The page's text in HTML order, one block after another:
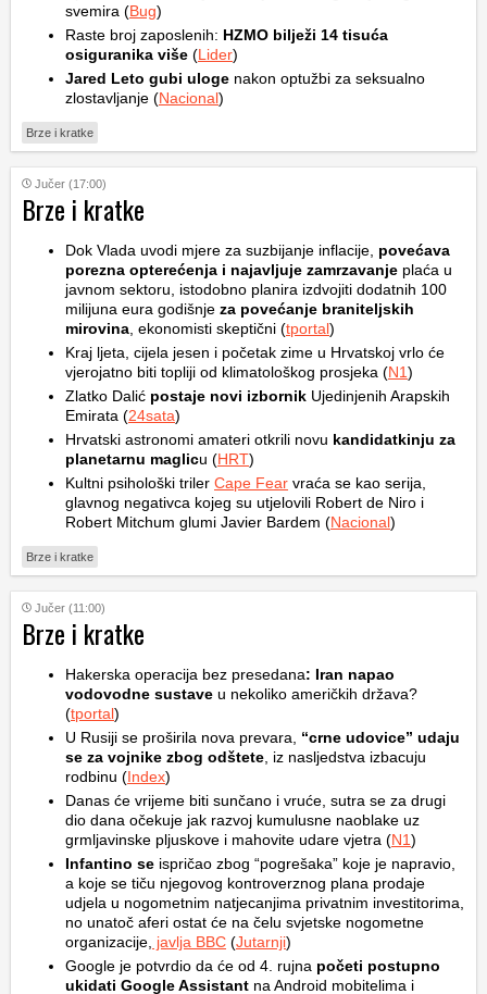
svemira (Bug)
Raste broj zaposlenih: HZMO bilježi 14 tisuća
osiguranika više (Lider)
Jared Leto gubi uloge nakon optužbi za seksualno
zlostavljanje (Nacional)
Brze i kratke
Jučer (17:00)
Brze i kratke
Dok Vlada uvodi mjere za suzbijanje inflacije, povećava
porezna opterećenja i najavljuje zamrzavanje plaća u
javnom sektoru, istodobno planira izdvojiti dodatnih 100
milijuna eura godišnje za povećanje braniteljskih
mirovina , ekonomisti skeptični (tportal)
Kraj ljeta, cijela jesen i početak zime u Hrvatskoj vrlo će
vjerojatno biti topliji od klimatološkog prosjeka (N1)
Zlatko Dalić postaje novi izbornik Ujedinjenih Arapskih
Emirata (24sata)
Hrvatski astronomi amateri otkrili novu kandidatkinju za
planetarnu maglicu (HRT)
Kultni psihološki triler Cape Fear vraća se kao serija,
glavnog negativca kojeg su utjelovili Robert de Niro i
Robert Mitchum glumi Javier Bardem (Nacional)
Brze i kratke
Jučer (11:00)
Brze i kratke
Hakerska operacija bez presedana: Iran napao
vodovodne sustave u nekoliko američkih država?
(tportal)
U Rusiji se proširila nova prevara, “crne udovice” udaju
se za vojnike zbog odštete , iz nasljedstva izbacuju
rodbinu (Index)
Danas će vrijeme biti sunčano i vruće, sutra se za drugi
dio dana očekuje jak razvoj kumulusne naoblake uz
grmljavinske pljuskove i mahovite udare vjetra (N1)
Infantino se ispričao zbog “pogrešaka” koje je napravio,
a koje se tiču njegovog kontroverznog plana prodaje
udjela u nogometnim natjecanjima privatnim investitorima,
no unatoč aferi ostat će na čelu svjetske nogometne
organizacije, javlja BBC (Jutarnji)
Google je potvrdio da će od 4. rujna početi postupno
ukidati Google Assistant na Android mobitelima i